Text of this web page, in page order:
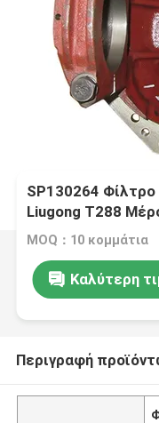
SP130264
Liugong T288
MOQ：10 κομμάτια
Καλύτερη
Περιγραφή